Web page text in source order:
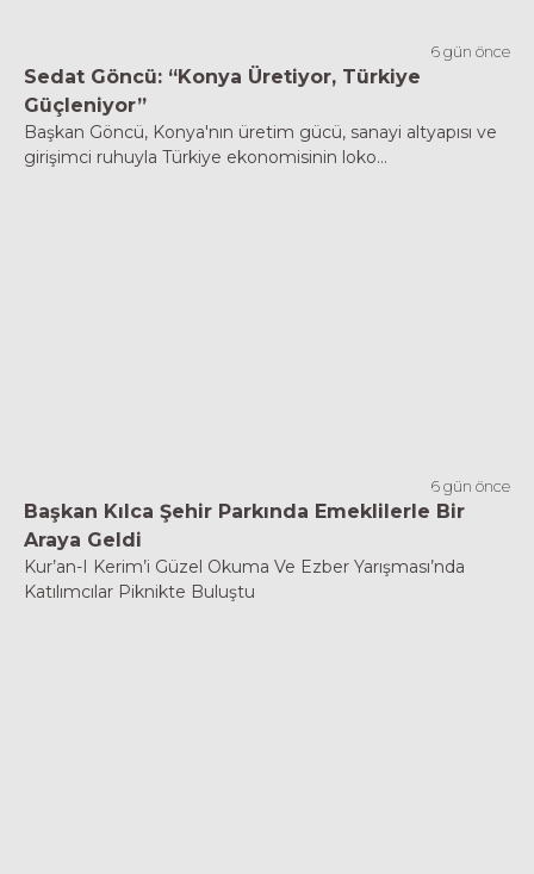
6 gün önce
Sedat Göncü: “Konya Üretiyor, Türkiye
Güçleniyor”
Başkan Göncü, Konya'nın üretim gücü, sanayi altyapısı ve
girişimci ruhuyla Türkiye ekonomisinin loko...
6 gün önce
Başkan Kılca Şehir Parkında Emeklilerle Bir
Araya Geldi
Kur’an-I Kerim’i Güzel Okuma Ve Ezber Yarışması’nda
Katılımcılar Piknikte Buluştu